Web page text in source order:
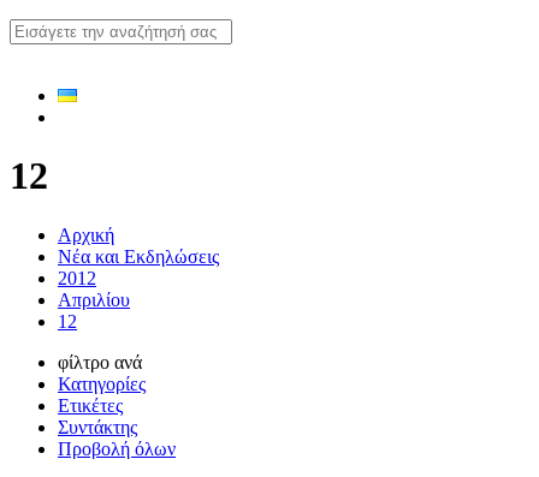
12
Αρχική
Νέα και Εκδηλώσεις
2012
Απριλίου
12
φίλτρο ανά
Κατηγορίες
Ετικέτες
Συντάκτης
Προβολή όλων